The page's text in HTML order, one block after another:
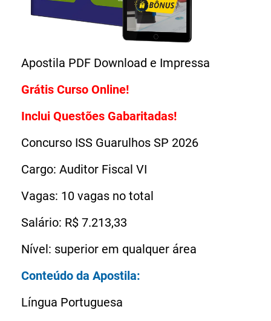
Grátis Curso Online!
Inclui Questões Gabaritadas!
Concurso ISS Guarulhos SP 2026
Cargo: Auditor Fiscal VI
Vagas: 10 vagas no total
Salário: R$ 7.213,33
Conteúdo da Apostila:
Língua Portuguesa